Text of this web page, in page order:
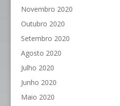
Novembro 2020
Outubro 2020
Setembro 2020
Agosto 2020
Julho 2020
Junho 2020
Maio 2020